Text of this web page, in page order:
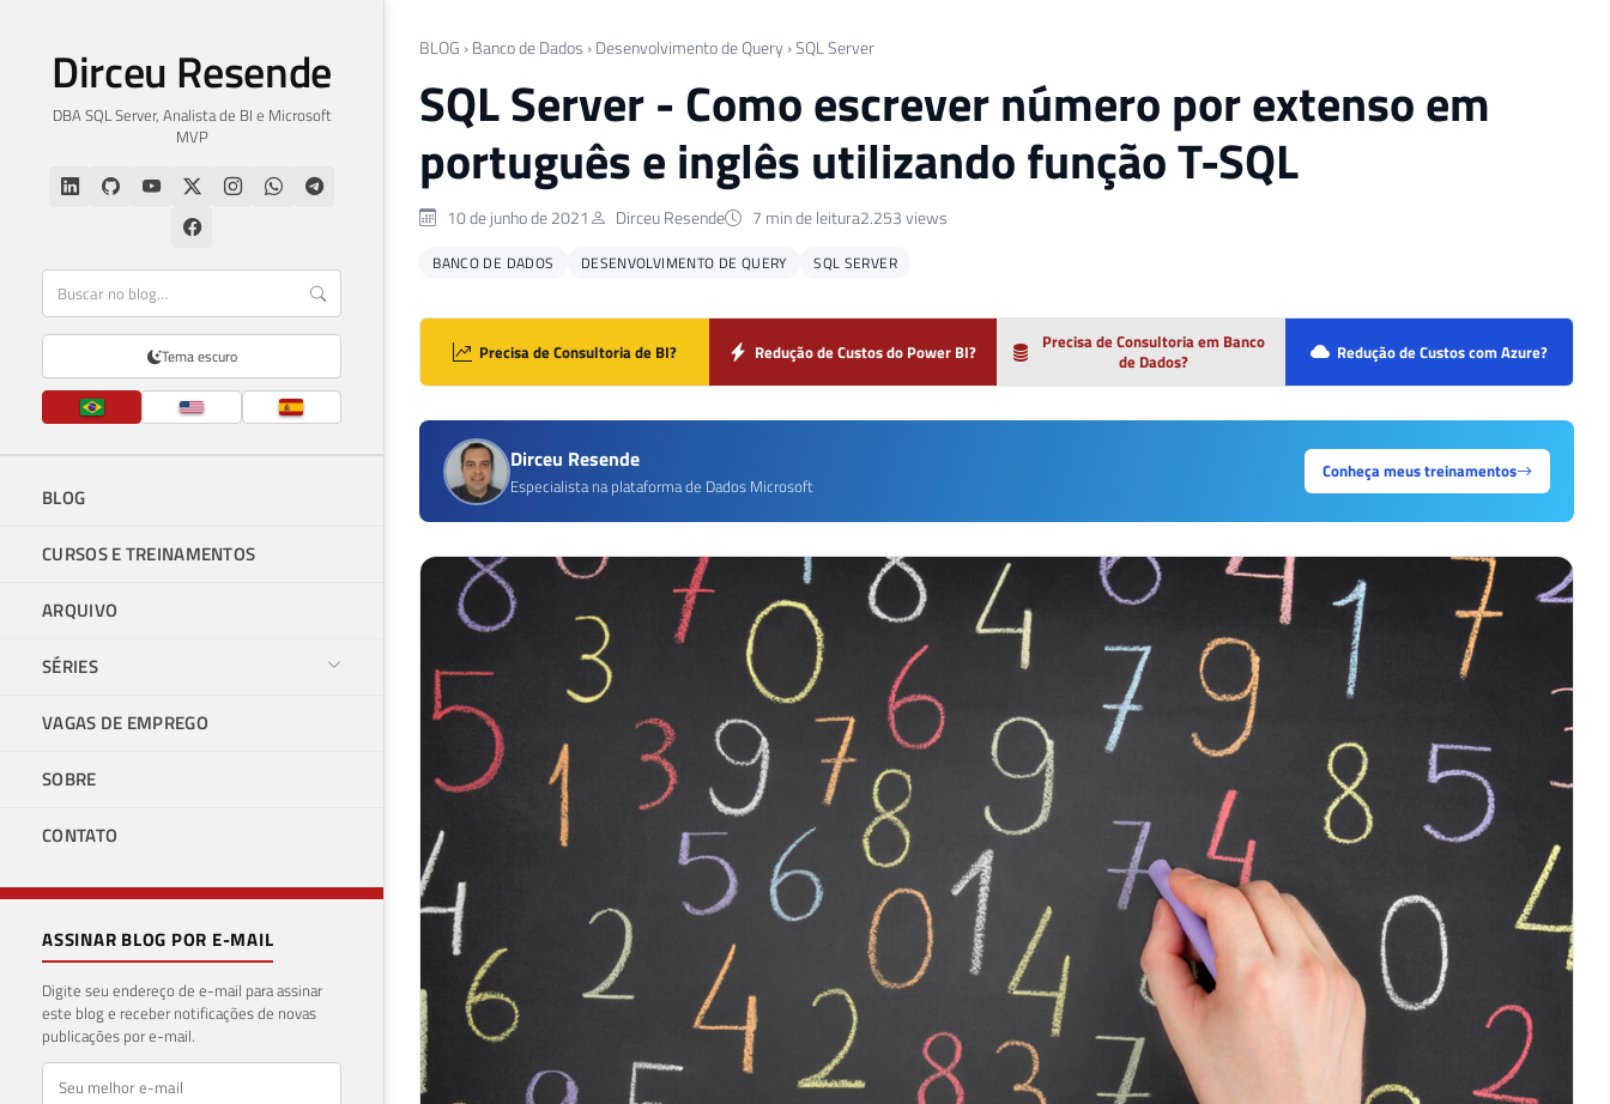
Dirceu Resende
DBA SQL Server, Analista de BI e Microsoft
MVP
Tema escuro
BLOG
CURSOS E TREINAMENTOS
ARQUIVO
SÉRIES
VAGAS DE EMPREGO
SOBRE
CONTATO
ASSINAR BLOG POR E-MAIL
Digite seu endereço de e-mail para assinar
este blog e receber notificações de novas
publicações por e-mail.
E-mail
BLOG › Banco de Dados › Desenvolvimento de Query ›SQL Server
SQL Server - Como escrever número por extenso em
português e inglês utilizando função T-SQL
10 de junho de 2021 Dirceu Resende 7 min de leitura2.253 views
BANCO DE DADOS DESENVOLVIMENTO DE QUERY SQL SERVER
Precisa de Consultoria de BI? Redução de Custos do Power BI?
Precisa de Consultoria em Banco
de Dados?
Redução de Custos com Azure?
Dirceu Resende
Especialista na plataforma de Dados Microsoft
Conheça meus treinamentos